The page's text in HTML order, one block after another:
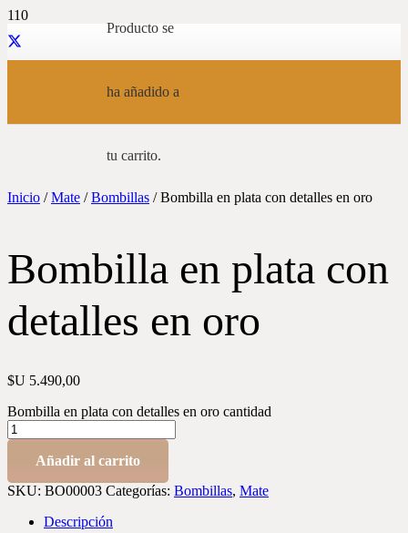
Producto se
ha añadido a
tu carrito.
Inicio /Mate /Bombillas / Bombilla en plata con detalles en oro
Bombilla en plata con
detalles en oro
$U 5.490,00
Bombilla en plata con detalles en oro cantidad
Añadir al carrito
SKU: BO00003 Categorías: Bombillas, Mate
Descripción